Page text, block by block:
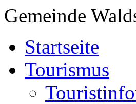
Gemeinde
Startseite
Tourismus